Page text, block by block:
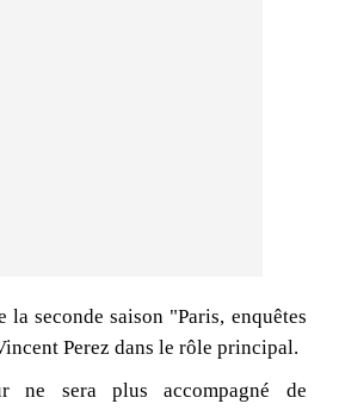
la seconde saison "Paris, enquêtes
Perez dans le rôle principal.
ne sera plus accompagné de